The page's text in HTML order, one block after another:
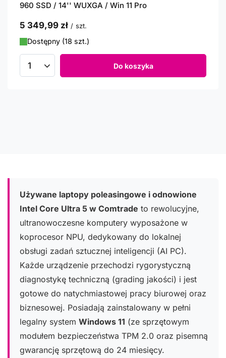
960 SSD / 14'' WUXGA / Win 11 Pro
5 349,99 zł / szt.
Dostępny (18 szt.)
Ilość produktów Do koszyka
Używane laptopy poleasingowe i odnowione
Intel Core Ultra 5 w Comtrade to rewolucyjne,
ultranowoczesne komputery wyposażone w
koprocesor NPU, dedykowany do lokalnej
obsługi zadań sztucznej inteligencji (AI PC).
Każde urządzenie przechodzi rygorystyczną
diagnostykę techniczną (grading jakości) i jest
gotowe do natychmiastowej pracy biurowej oraz
biznesowej. Posiadają zainstalowany w pełni
legalny system Windows 11 (ze sprzętowym
modułem bezpieczeństwa TPM 2.0 oraz pisemną
gwarancję sprzętową do 24 miesięcy.